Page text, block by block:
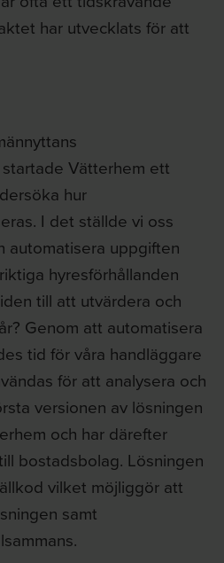
har utvecklats för att
Vätterhem ett
hur
I det ställde vi oss
automatisera uppgiften
hyresförhållanden
till att utvärdera och
Genom att automatisera
tid för våra handläggare
för att analysera och
versionen av lösningen
och har därefter
bostadsbolag. Lösningen
vilket möjliggör att
samt